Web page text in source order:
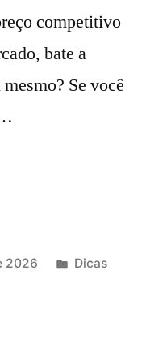
competitivo
bate a
Se você
2026
Publicado
Dicas